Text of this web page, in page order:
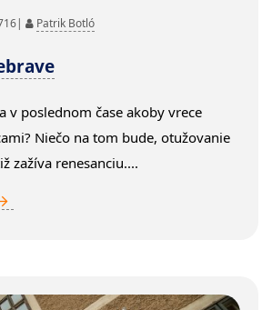
Patrik Botló
v poslednom čase akoby vrece
Niečo na tom bude, otužovanie
zažíva renesanciu....